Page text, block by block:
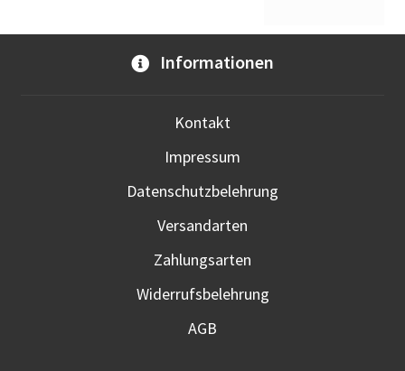
Informationen
Kontakt
Impressum
Datenschutzbelehrung
Versandarten
Zahlungsarten
Widerrufsbelehrung
AGB